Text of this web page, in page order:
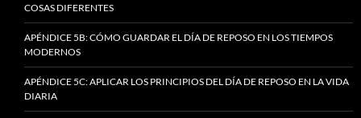
COSAS DIFERENTES
APÉNDICE 5B: CÓMO GUARDAR EL DÍA DE REPOSO EN LOS TIEMPOS
MODERNOS
APÉNDICE 5C: APLICAR LOS PRINCIPIOS DEL DÍA DE REPOSO EN LA VIDA
DIARIA